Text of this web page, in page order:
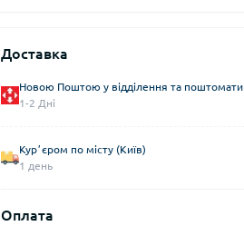
Доставка
Новою Поштою у відділення та поштомати
1-2 Дні
Курʼєром по місту (Київ)
1 день
Оплата